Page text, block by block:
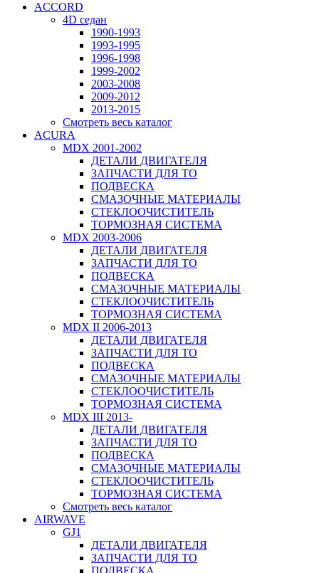
ACCORD
4D седан
1990-1993
1993-1995
1996-1998
1999-2002
2003-2008
2009-2012
2013-2015
Смотреть весь каталог
ACURA
MDX 2001-2002
ДЕТАЛИ ДВИГАТЕЛЯ
ЗАПЧАСТИ ДЛЯ ТО
ПОДВЕСКА
СМАЗОЧНЫЕ МАТЕРИАЛЫ
СТЕКЛООЧИСТИТЕЛЬ
ТОРМОЗНАЯ СИСТЕМА
MDX 2003-2006
ДЕТАЛИ ДВИГАТЕЛЯ
ЗАПЧАСТИ ДЛЯ ТО
ПОДВЕСКА
СМАЗОЧНЫЕ МАТЕРИАЛЫ
СТЕКЛООЧИСТИТЕЛЬ
ТОРМОЗНАЯ СИСТЕМА
MDX II 2006-2013
ДЕТАЛИ ДВИГАТЕЛЯ
ЗАПЧАСТИ ДЛЯ ТО
ПОДВЕСКА
СМАЗОЧНЫЕ МАТЕРИАЛЫ
СТЕКЛООЧИСТИТЕЛЬ
ТОРМОЗНАЯ СИСТЕМА
MDX III 2013-
ДЕТАЛИ ДВИГАТЕЛЯ
ЗАПЧАСТИ ДЛЯ ТО
ПОДВЕСКА
СМАЗОЧНЫЕ МАТЕРИАЛЫ
СТЕКЛООЧИСТИТЕЛЬ
ТОРМОЗНАЯ СИСТЕМА
Смотреть весь каталог
AIRWAVE
GJ1
ДЕТАЛИ ДВИГАТЕЛЯ
ЗАПЧАСТИ ДЛЯ ТО
ПОДВЕСКА